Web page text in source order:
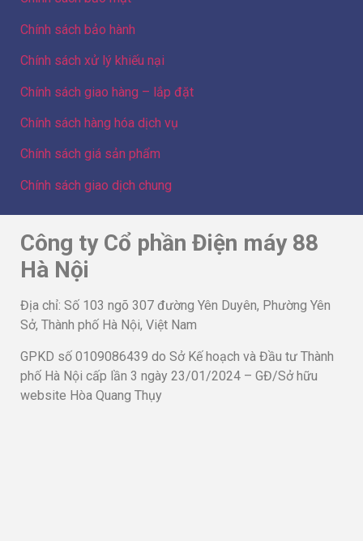
Chính sách bảo hành
Chính sách xử lý khiếu nại
Chính sách giao hàng – lắp đặt
Chính sách hàng hóa dịch vụ
Chính sách giá sản phẩm
Chính sách giao dịch chung
Công ty Cổ phần Điện máy 88
Hà Nội
Địa chỉ: Số 103 ngõ 307 đường Yên Duyên, Phường Yên
Sở, Thành phố Hà Nội, Việt Nam
GPKD số 0109086439 do Sở Kế hoạch và Đầu tư Thành
phố Hà Nội cấp lần 3 ngày 23/01/2024 – GĐ/Sở hữu
website Hòa Quang Thụy